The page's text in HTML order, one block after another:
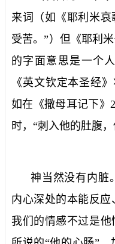
来词（如《耶利米哀
受苦。”）但《耶利米
的字面意思是一个
《英文钦定本圣经
如在《撒母耳记下》
时，“刺入他的肚腹
神当然没有内脏
内心深处的本能反应
我们的情感不过是